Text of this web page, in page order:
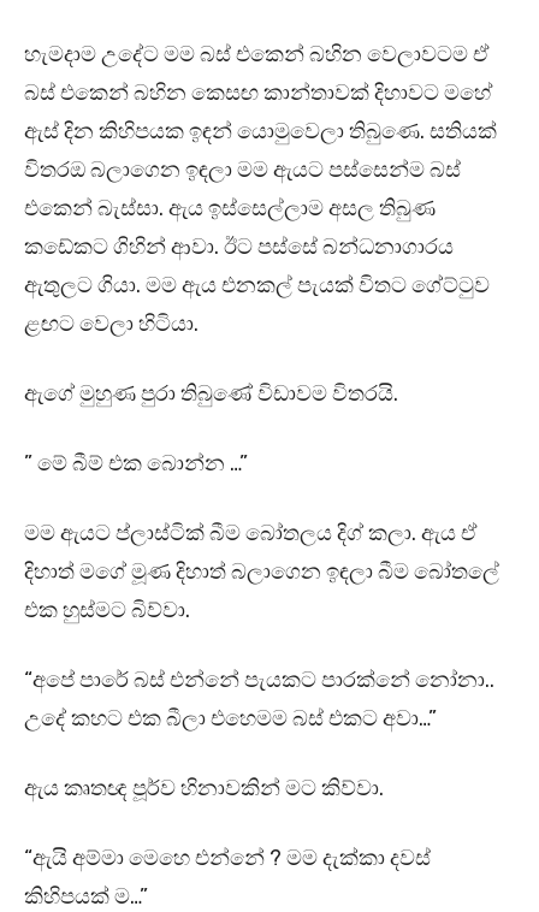
හැමදාම උදේට මම බස් එකෙන් බහින වෙලාවටම ඒ
බස් එකෙන් බහින කෙසඟ කාන්තාවක් දිහාවට මහේ
ඇස් දින කිහිපයක ඉඳන් යොමුවෙලා තිබුණෙ. සතියක්
විතරඔ බලාගෙන ඉඳලා මම ඇයට පස්සෙන්ම බස්
එකෙන් බැස්සා. ඇය ඉස්සෙල්ලාම අසල තිබුණ
කඩේකට ගිහින් ආවා. ඊට පස්සේ බන්ධනාගාරය
ඇතුලට ගියා. මම ඇය එනකල් පැයක් විතට ගේට්ටුව
ළඟට වෙලා හිටියා.
ඇගේ මුහුණ පුරා තිබුණේ විඩාවම විතරයි.
” මේ බීම් එක බොන්න …”
මම ඇයට ප්ලාස්ටික් බීම බෝතලය දිග් කලා. ඇය ඒ
දිහාත් මගේ මූණ දිහාත් බලාගෙන ඉඳලා බීම බෝතලේ
එක හුස්මට බිව්වා.
“අපේ පාරේ බස් එන්නේ පැයකට පාරක්නේ නෝනා..
උදේ කහට එක බීලා එහෙමම බස් එකට අවා…”
ඇය කෘතඥ පූර්ව හිනාවකින් මට කිව්වා.
“ඇයි අම්මා මෙහෙ එන්නේ ? මම දැක්කා දවස්
කිහිපයක් ම…”